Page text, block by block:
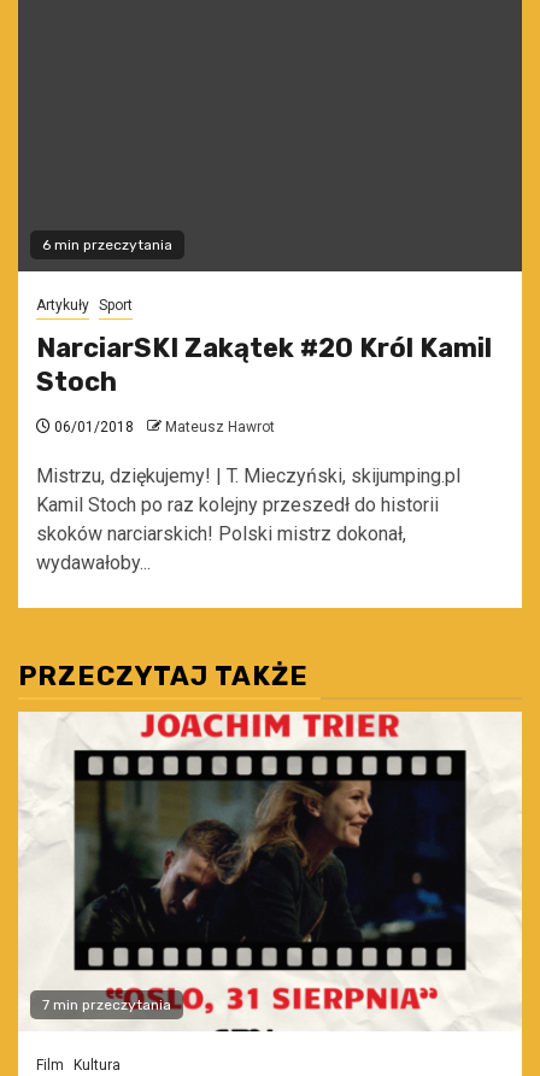
6 min przeczytania
Artykuły Sport
NarciarSKI Zakątek #20 Król Kamil
Stoch
06/01/2018 Mateusz Hawrot
Mistrzu, dziękujemy! | T. Mieczyński, skijumping.pl
Kamil Stoch po raz kolejny przeszedł do historii
skoków narciarskich! Polski mistrz dokonał,
wydawałoby...
PRZECZYTAJ TAKŻE
7 min przeczytania
Film Kultura